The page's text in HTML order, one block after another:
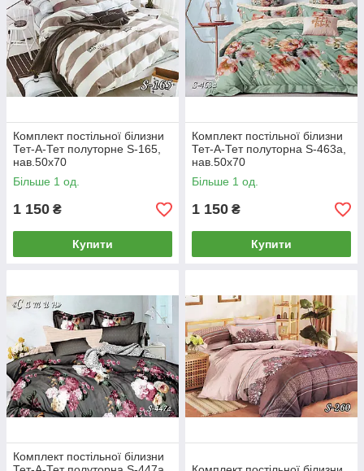
Комплект постільної білизни
Тет-А-Тет полуторне S-165,
нав.50х70
Більше 1 од.
1 150 ₴
Купити
Комплект постільної білизни
Тет-А-Тет полуторна S-463а,
нав.50х70
Більше 1 од.
1 150 ₴
Купити
Комплект постільної білизни